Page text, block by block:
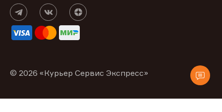
© 2026 «Курьер Сервис Экспресс»